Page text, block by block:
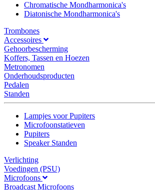
Chromatische Mondharmonica's
Diatonische Mondharmonica's
Trombones
Accessoires
Gehoorbescherming
Koffers, Tassen en Hoezen
Metronomen
Onderhoudsproducten
Pedalen
Standen
Lampjes voor Pupiters
Microfoonstatieven
Pupiters
Speaker Standen
Verlichting
Voedingen (PSU)
Microfoons
Broadcast Microfoons